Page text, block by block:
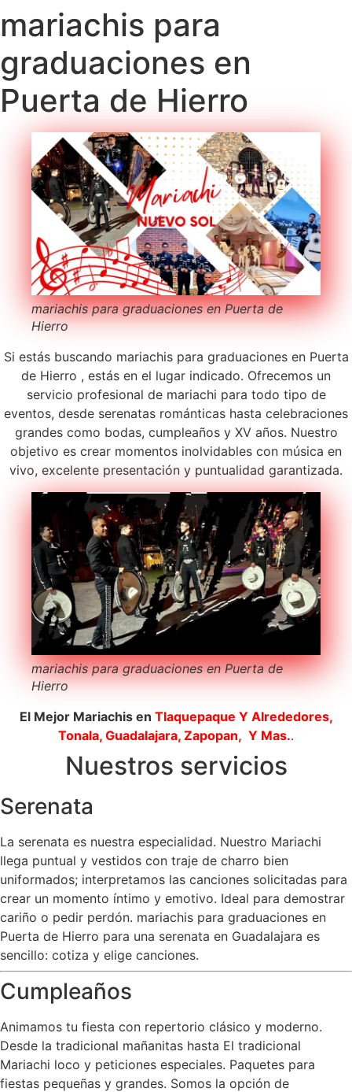
mariachis para
graduaciones en
Puerta de Hierro
mariachis para graduaciones en Puerta de
Hierro
Si estás buscando mariachis para graduaciones en Puerta
de Hierro , estás en el lugar indicado. Ofrecemos un
servicio profesional de mariachi para todo tipo de
eventos, desde serenatas románticas hasta celebraciones
grandes como bodas, cumpleaños y XV años. Nuestro
objetivo es crear momentos inolvidables con música en
vivo, excelente presentación y puntualidad garantizada.
mariachis para graduaciones en Puerta de
Hierro
El Mejor Mariachis en Tlaquepaque Y Alrededores,
Tonala, Guadalajara, Zapopan, Y Mas..
Nuestros servicios
Serenata
La serenata es nuestra especialidad. Nuestro Mariachi
llega puntual y vestidos con traje de charro bien
uniformados; interpretamos las canciones solicitadas para
crear un momento íntimo y emotivo. Ideal para demostrar
cariño o pedir perdón. mariachis para graduaciones en
Puerta de Hierro para una serenata en Guadalajara es
sencillo: cotiza y elige canciones.
Cumpleaños
Animamos tu fiesta con repertorio clásico y moderno.
Desde la tradicional mañanitas hasta El tradicional
Mariachi loco y peticiones especiales. Paquetes para
fiestas pequeñas y grandes. Somos la opción de